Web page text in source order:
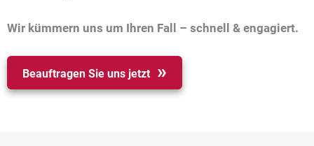
Wir kümmern uns um Ihren Fall – schnell & engagiert.
Beauftragen Sie uns jetzt